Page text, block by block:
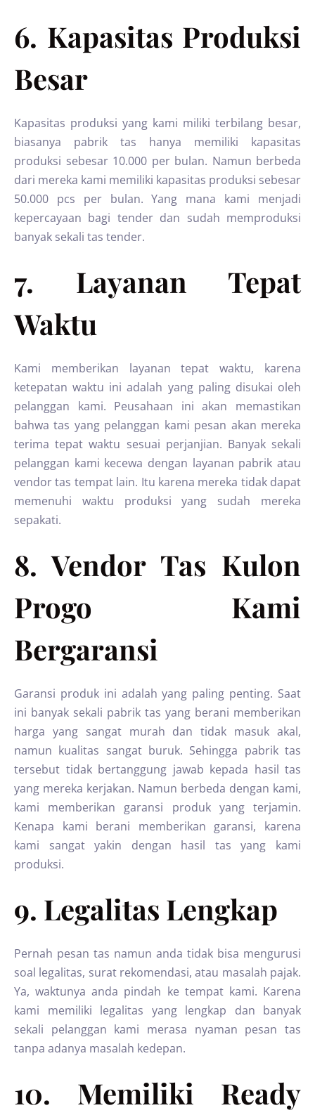
6. Kapasitas Produksi
Besar
Kapasitas produksi yang kami miliki terbilang besar,
biasanya pabrik tas hanya memiliki kapasitas
produksi sebesar 10.000 per bulan. Namun berbeda
dari mereka kami memiliki kapasitas produksi sebesar
50.000 pcs per bulan. Yang mana kami menjadi
kepercayaan bagi tender dan sudah memproduksi
banyak sekali tas tender.
7. Layanan Tepat
Waktu
Kami memberikan layanan tepat waktu, karena
ketepatan waktu ini adalah yang paling disukai oleh
pelanggan kami. Peusahaan ini akan memastikan
bahwa tas yang pelanggan kami pesan akan mereka
terima tepat waktu sesuai perjanjian. Banyak sekali
pelanggan kami kecewa dengan layanan pabrik atau
vendor tas tempat lain. Itu karena mereka tidak dapat
memenuhi waktu produksi yang sudah mereka
sepakati.
8. Vendor Tas Kulon
Progo Kami
Bergaransi
Garansi produk ini adalah yang paling penting. Saat
ini banyak sekali pabrik tas yang berani memberikan
harga yang sangat murah dan tidak masuk akal,
namun kualitas sangat buruk. Sehingga pabrik tas
tersebut tidak bertanggung jawab kepada hasil tas
yang mereka kerjakan. Namun berbeda dengan kami,
kami memberikan garansi produk yang terjamin.
Kenapa kami berani memberikan garansi, karena
kami sangat yakin dengan hasil tas yang kami
produksi.
9. Legalitas Lengkap
Pernah pesan tas namun anda tidak bisa mengurusi
soal legalitas, surat rekomendasi, atau masalah pajak.
Ya, waktunya anda pindah ke tempat kami. Karena
kami memiliki legalitas yang lengkap dan banyak
sekali pelanggan kami merasa nyaman pesan tas
tanpa adanya masalah kedepan.
10. Memiliki Ready